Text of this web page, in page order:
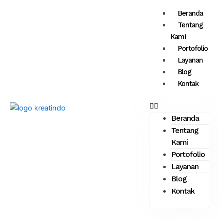
Beranda
Tentang
Kami
Portofolio
Layanan
Blog
Kontak
Menu
Beranda
Tentang
Kami
Portofolio
Layanan
Blog
Kontak